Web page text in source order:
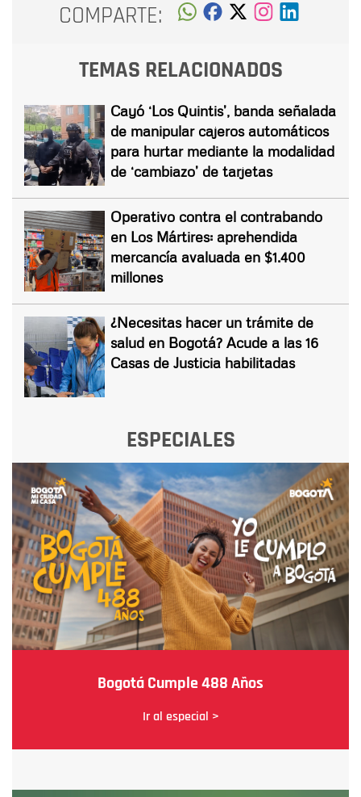
COMPARTE:
TEMAS RELACIONADOS
Cayó ‘Los Quintis’, banda señalada
de manipular cajeros automáticos
para hurtar mediante la modalidad
de ‘cambiazo’ de tarjetas
Operativo contra el contrabando
en Los Mártires: aprehendida
mercancía avaluada en $1.400
millones
¿Necesitas hacer un trámite de
salud en Bogotá? Acude a las 16
Casas de Justicia habilitadas
ESPECIALES
Bogotá Cumple 488 Años
Ir al especial >